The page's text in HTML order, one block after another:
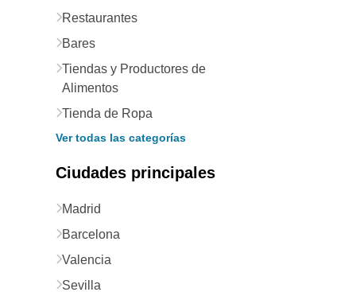
Restaurantes
Bares
Tiendas y Productores de
Alimentos
Tienda de Ropa
Ver todas las categorías
Ciudades principales
Madrid
Barcelona
Valencia
Sevilla